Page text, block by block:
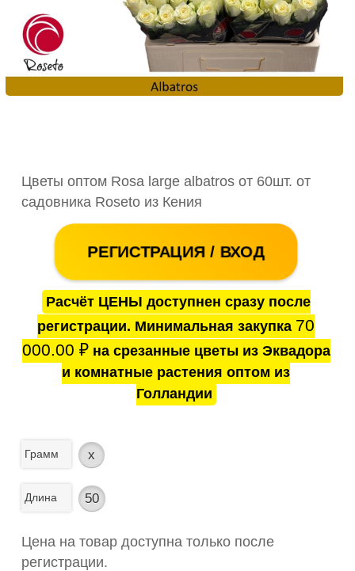
Цветы оптом Rosa large albatros от 60шт. от
садовника Roseto из Кения
РЕГИСТРАЦИЯ / ВХОД
Расчёт ЦЕНЫ доступнен сразу после
регистрации. Минимальная закупка 70
000.00 ₽на срезанные цветы из Эквадора
и комнатные растения оптом из
Голландии
Грамм x
Длина 50
Цена на товар доступна только после
регистрации.